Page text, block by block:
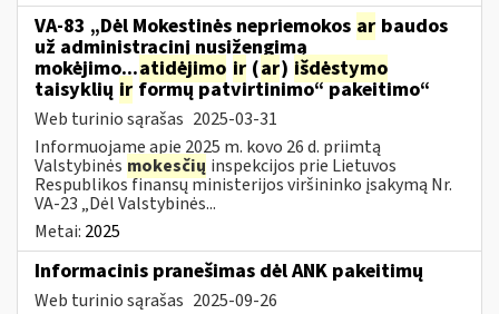
VA-83 „Dėl Mokestinės nepriemokos ar baudos
už administracinį nusižengimą
mokėjimo...atidėjimo ir (ar) išdėstymo
taisyklių ir formų patvirtinimo“ pakeitimo“
Web turinio sąrašas 2025-03-31
Informuojame apie 2025 m. kovo 26 d. priimtą
Valstybinės mokesčių inspekcijos prie Lietuvos
Respublikos finansų ministerijos viršininko įsakymą Nr.
VA-23 „Dėl Valstybinės...
Metai: 2025
Informacinis pranešimas dėl ANK pakeitimų
Web turinio sąrašas 2025-09-26